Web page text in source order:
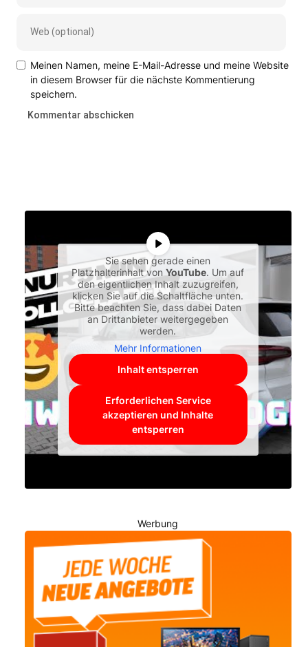
Meinen Namen, meine E-Mail-Adresse und meine Website
in diesem Browser für die nächste Kommentierung
speichern.
Sie sehen gerade einen
Platzhalterinhalt vonYouTube. Um auf
den eigentlichen Inhalt zuzugreifen,
klicken Sie auf die Schaltfläche unten.
Bitte beachten Sie, dass dabei Daten
an Drittanbieter weitergegeben
werden.
Mehr Informationen
Inhalt entsperren
Erforderlichen Service
akzeptieren und Inhalte
entsperren
Werbung